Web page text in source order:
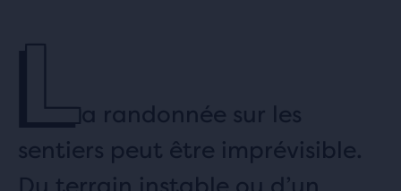
La randonnée sur les
sentiers peut être imprévisible.
Du terrain instable ou d’un